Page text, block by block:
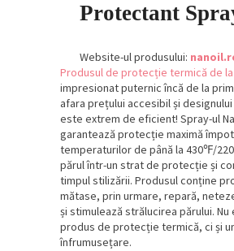
Protectant
Website-ul produsului:
Produsul de protecție termică de la
impresionat puternic încă de la
afara prețului accesibil și
este extrem de eficient! Spray-ul
garantează protecție maximă
temperaturilor de până la 430℉/
părul într-un strat de protecție și
timpul stilizării. Produsul conține
mătase, prin urmare, repară,
și stimulează strălucirea părului. Nu
produs de protecție termică, ci și
înfrumusețare.